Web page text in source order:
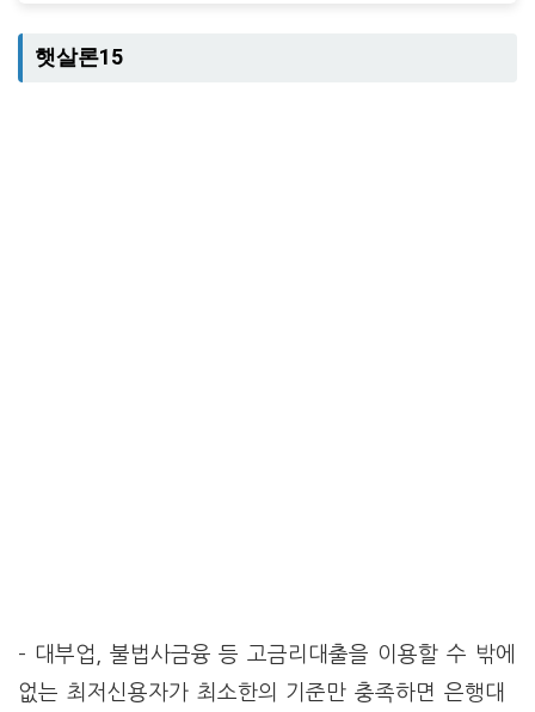
햇살론15
– 대부업, 불법사금융 등 고금리대출을 이용할 수 밖에
없는 최저신용자가 최소한의 기준만 충족하면 은행대